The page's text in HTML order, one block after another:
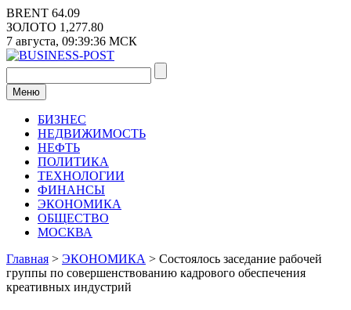
Перейти
к
содержимому
BRENT 64.09
ЗОЛОТО 1,277.80
7 августа, 09:39:37 МСК
Меню
БИЗНЕС
НЕДВИЖИМОСТЬ
НЕФТЬ
ПОЛИТИКА
ТЕХНОЛОГИИ
ФИНАНСЫ
ЭКОНОМИКА
ОБЩЕСТВО
МОСКВА
Главная > ЭКОНОМИКА > Состоялось заседание рабочей
группы по совершенствованию кадрового обеспечения
креативных индустрий